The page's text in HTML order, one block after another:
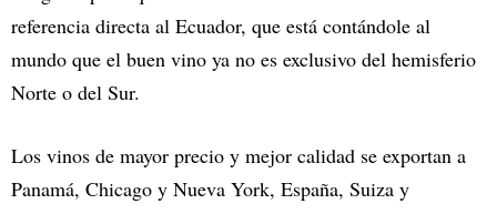
referencia directa al Ecuador, que está contándole al
mundo que el buen vino ya no es exclusivo del hemisferio
Norte o del Sur.
Los vinos de mayor precio y mejor calidad se exportan a
Panamá, Chicago y Nueva York, España, Suiza y